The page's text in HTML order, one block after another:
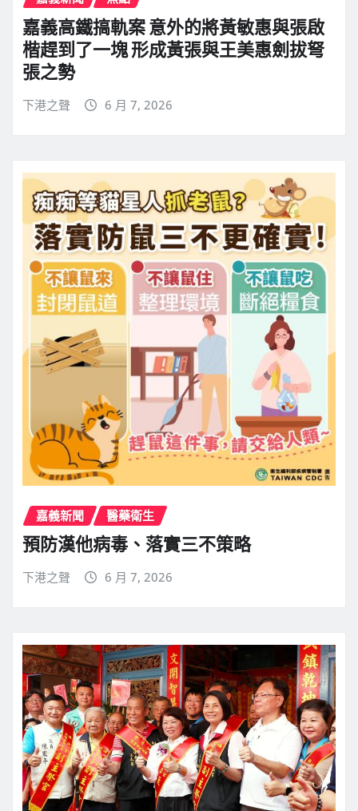
嘉義高鐵搞軌案 意外的將黃敏惠與張啟
楷趕到了一塊 形成黃張與王美惠劍拔弩
張之勢
下港之聲 6 月 7, 2026
嘉義新聞 醫藥衛生
預防漢他病毒、落實三不策略
下港之聲 6 月 7, 2026